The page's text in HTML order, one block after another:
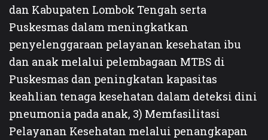
dan Kabupaten Lombok Tengah serta
Puskesmas dalam meningkatkan
penyelenggaraan pelayanan kesehatan ibu
dan anak melalui pelembagaan MTBS di
Puskesmas dan peningkatan kapasitas
keahlian tenaga kesehatan dalam deteksi dini
pneumonia pada anak, 3) Memfasilitasi
Pelayanan Kesehatan melalui penangkapan